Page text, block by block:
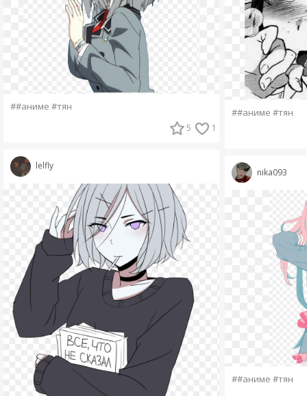
##аниме #тян
5 1
lelfly
##аниме #тян
nika093
##аниме #тян